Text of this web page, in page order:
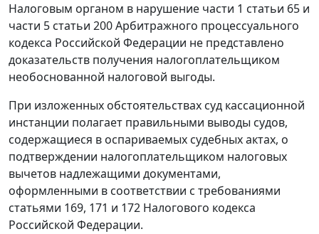
Налоговым органом в нарушение части 1 статьи 65 и
части 5 статьи 200Арбитражного процессуального
кодекса Российской Федерации не представлено
доказательств получения налогоплательщиком
необоснованной налоговой выгоды.
При изложенных обстоятельствах суд кассационной
инстанции полагает правильными выводы судов,
содержащиеся в оспариваемых судебных актах, о
подтверждении налогоплательщиком налоговых
вычетов надлежащими документами,
оформленными в соответствии с требованиями
статьями 169, 171 и 172 Налогового кодекса
Российской Федерации.